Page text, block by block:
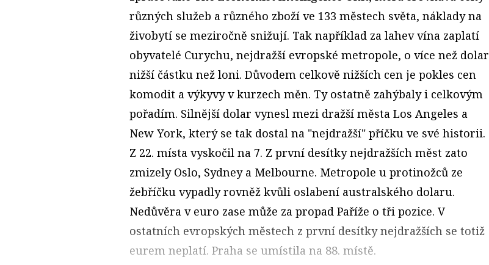
různých služeb a různého zboží ve 133 městech světa, náklady na
živobytí se meziročně snižují. Tak například za lahev vína zaplatí
obyvatelé Curychu, nejdražší evropské metropole, o více než dolar
nižší částku než loni. Důvodem celkově nižších cen je pokles cen
komodit a výkyvy v kurzech měn. Ty ostatně zahýbaly i celkovým
pořadím. Silnější dolar vynesl mezi dražší města Los Angeles a
New York, který se tak dostal na "nejdražší" příčku ve své historii.
Z 22. místa vyskočil na 7. Z první desítky nejdražších měst zato
zmizely Oslo, Sydney a Melbourne. Metropole u protinožců ze
žebříčku vypadly rovněž kvůli oslabení australského dolaru.
Nedůvěra v euro zase může za propad Paříže o tři pozice. V
ostatních evropských městech z první desítky nejdražších se totiž
eurem neplatí. Praha se umístila na 88. místě.